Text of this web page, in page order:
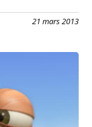
21 mars 2013